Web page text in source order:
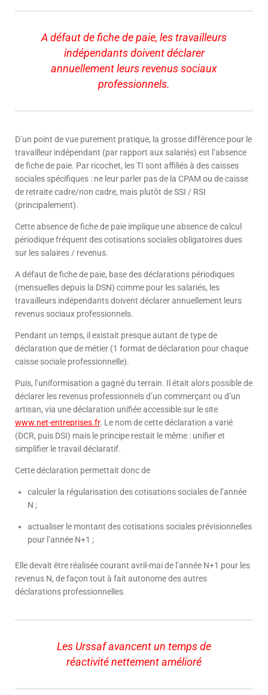
A défaut de fiche de paie, les travailleurs
indépendants doivent déclarer
annuellement leurs revenus sociaux
professionnels.
D’un point de vue purement pratique, la grosse différence pour le
travailleur indépendant (par rapport aux salariés) est l’absence
de fiche de paie. Par ricochet, les TI sont affiliés à des caisses
sociales spécifiques : ne leur parler pas de la CPAM ou de caisse
de retraite cadre/non cadre, mais plutôt de SSI / RSI
(principalement).
Cette absence de fiche de paie implique une absence de calcul
périodique fréquent des cotisations sociales obligatoires dues
sur les salaires / revenus.
A défaut de fiche de paie, base des déclarations périodiques
(mensuelles depuis la DSN) comme pour les salariés, les
travailleurs indépendants doivent déclarer annuellement leurs
revenus sociaux professionnels.
Pendant un temps, il existait presque autant de type de
déclaration que de métier (1 format de déclaration pour chaque
caisse sociale professionnelle).
Puis, l’uniformisation a gagné du terrain. Il était alors possible de
déclarer les revenus professionnels d’un commerçant ou d’un
artisan, via une déclaration unifiée accessible sur le site
www.net-entreprises.fr. Le nom de cette déclaration a varié
(DCR, puis DSI) mais le principe restait le même : unifier et
simplifier le travail déclaratif.
Cette déclaration permettait donc de
calculer la régularisation des cotisations sociales de l’année
N ;
actualiser le montant des cotisations sociales prévisionnelles
pour l’année N+1 ;
Elle devait être réalisée courant avril-mai de l’année N+1 pour les
revenus N, de façon tout à fait autonome des autres
déclarations professionnelles.
Les Urssaf avancent un temps de
réactivité nettement amélioré